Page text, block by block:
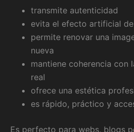
transmite autenticidad
evita el efecto artificial de
permite renovar una
nueva
mantiene coherencia con
real
ofrece una estética
es rápido, práctico y
Es perfecto para webs, blogs